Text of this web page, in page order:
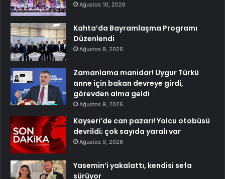
Ağustos 10, 2026
Kahta’da Bayramlaşma Programı
Düzenlendi
Ağustos 9, 2026
Zamanlama manidar! Uygur Türkü
anne için bakan devreye girdi,
görevden alma geldi
Ağustos 9, 2026
Kayseri’de can pazarı! Yolcu otobüsü
devrildi; çok sayıda yaralı var
Ağustos 9, 2026
Yasemin’i yakalattı, kendisi sefa
sürüyor